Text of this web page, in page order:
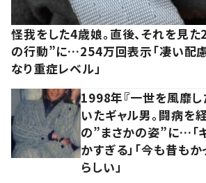
怪我をした4歳娘。直後、それを見
の行動”に…254万回表示「凄い配慮
なり重症レベル」
1998年『一世を風靡し
いたギャル男。闘病を
の”まさかの姿”に…「ギ
かすぎる」「今も昔もか
らしい」